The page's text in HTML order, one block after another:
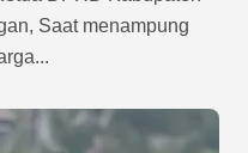
Saat menampung